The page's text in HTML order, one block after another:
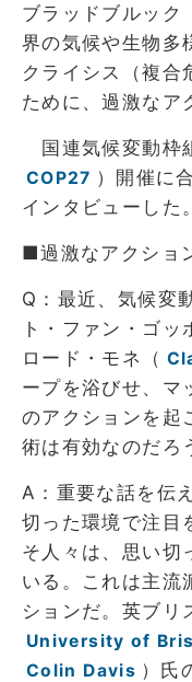
ブラッドブルック
界の気候や生物多
クライシス（複合
ために、過激なア
国連気候変動枠
COP27 ）開催に
インタビューした。
■過激なアクショ
Q：最近、気候変
ト・ファン・ゴッ
ロード・モネ（
ープを浴びせ、マ
のアクションを起
術は有効なのだろ
A：重要な話を伝
切った環境で注目
そ人々は、思い切
いる。これは主流
ションだ。英ブリ
University of
Colin Davis ）氏